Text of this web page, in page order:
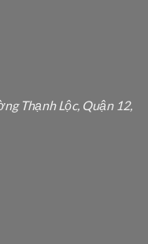
Thạnh Lộc, Quận 12,